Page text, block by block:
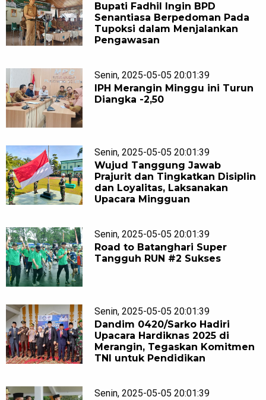
Bupati Fadhil Ingin BPD
Senantiasa Berpedoman Pada
Tupoksi dalam Menjalankan
Pengawasan
Senin, 2025-05-05 20:01:39
IPH Merangin Minggu ini Turun
Diangka -2,50
Senin, 2025-05-05 20:01:39
Wujud Tanggung Jawab
Prajurit dan Tingkatkan Disiplin
dan Loyalitas, Laksanakan
Upacara Mingguan
Senin, 2025-05-05 20:01:39
Road to Batanghari Super
Tangguh RUN #2 Sukses
Senin, 2025-05-05 20:01:39
Dandim 0420/Sarko Hadiri
Upacara Hardiknas 2025 di
Merangin, Tegaskan Komitmen
TNI untuk Pendidikan
Senin, 2025-05-05 20:01:39